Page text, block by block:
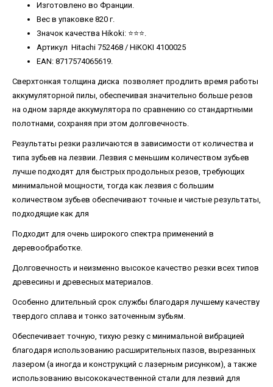
Изготовлено во Франции.
Вес в упаковке 820 г.
Значок качества Hikoki: ⭐️⭐️⭐️.
Артикул Hitachi 752468 / HiKOKI 4100025
EAN: 8717574065619.
Сверхтонкая толщина диска позволяет продлить время работы
аккумуляторной пилы, обеспечивая значительно больше резов
на одном заряде аккумулятора по сравнению со стандартными
полотнами, сохраняя при этом долговечность.
Результаты резки различаются в зависимости от количества и
типа зубьев на лезвии. Лезвия с меньшим количеством зубьев
лучше подходят для быстрых продольных резов, требующих
минимальной мощности, тогда как лезвия с большим
количеством зубьев обеспечивают точные и чистые результаты,
подходящие как для
Подходит для очень широкого спектра применений в
деревообработке.
Долговечность и неизменно высокое качество резки всех типов
древесины и древесных материалов.
Особенно длительный срок службы благодаря лучшему качеству
твердого сплава и тонко заточенным зубьям.
Обеспечивает точную, тихую резку с минимальной вибрацией
благодаря использованию расширительных пазов, вырезанных
лазером (а иногда и конструкций с лазерным рисунком), а также
использованию высококачественной стали для лезвий для